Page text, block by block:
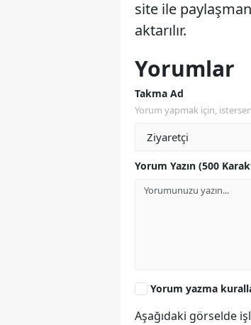
site ile
aktarılır.
Yorumlar
Takma Ad
Yorum yapmak için,
Yorum Yazın (500
Yorum yazma
Aşağıdaki görselde